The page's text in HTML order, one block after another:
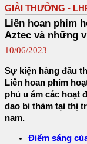
GIẢI THƯỞNG -
Liên hoan phim
Aztec và những
10/06/2023
Sự kiện hàng đầu
Liên hoan phim
phủ u ám các hoạt
dao bi thảm tại thị
nam.
Điểm sáng